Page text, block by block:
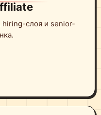
hiring-слоя и senior-